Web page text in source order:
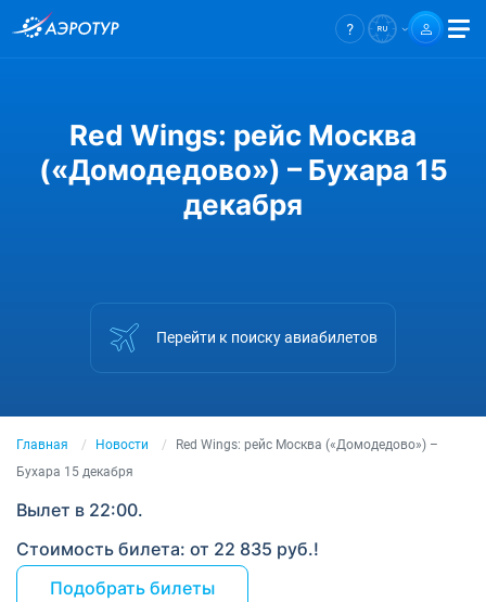
Red Wings: рейс Москва
(«Домодедово») – Бухара 15
декабря
Перейти к поиску авиабилетов
Главная Новости
Red Wings: рейс Москва («Домодедово») –
Бухара 15 декабря
Вылет в 22:00.
Стоимость билета: от 22 835 руб.!
Подобрать билеты